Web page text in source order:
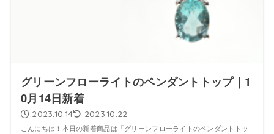
グリーンフローライトのペンダントトップ｜1
0月14日新着
2023.10.14 2023.10.22
こんにちは！本日の新着商品は「グリーンフローライトのペンダントトッ